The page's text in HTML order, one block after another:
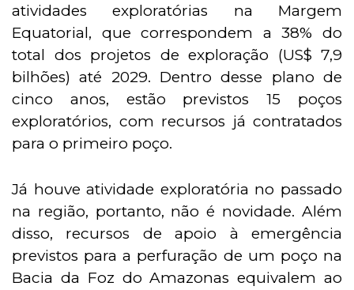
atividades exploratórias na Margem
Equatorial, que correspondem a 38% do
total dos projetos de exploração (US$ 7,9
bilhões) até 2029. Dentro desse plano de
cinco anos, estão previstos 15 poços
exploratórios, com recursos já contratados
para o primeiro poço.
Já houve atividade exploratória no passado
na região, portanto, não é novidade. Além
disso, recursos de apoio à emergência
previstos para a perfuração de um poço na
Bacia da Foz do Amazonas equivalem ao